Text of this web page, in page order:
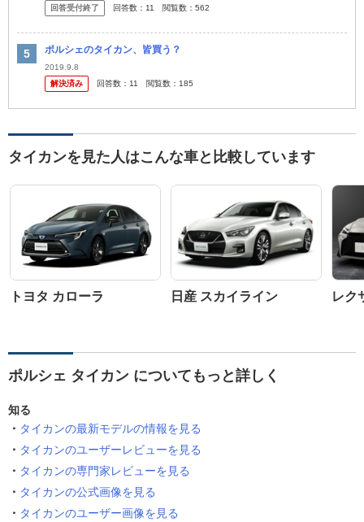
って...
回答受付終了 回答数： 11 閲覧数： 562
ポルシェのタイカン、皆買う？
2019.9.8
解決済み
回答数： 11 閲覧数： 185
タイカンを見た人はこんな車と比較しています
トヨタ カローラ 日産 スカイライン レク
ポルシェ タイカン についてもっと詳しく
知る
タイカンの最新モデルの情報を見る
タイカンのユーザーレビューを見る
タイカンの専門家レビューを見る
タイカンの公式画像を見る
タイカンのユーザー画像を見る